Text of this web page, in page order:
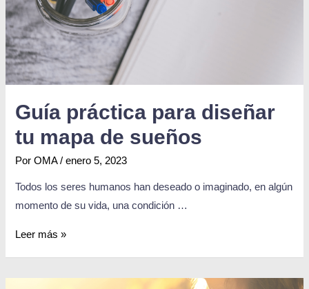
Guía práctica para diseñar
tu mapa de sueños
PorOMA /enero 5, 2023
Todos los seres humanos han deseado o imaginado, en algún
momento de su vida, una condición …
Leer más »